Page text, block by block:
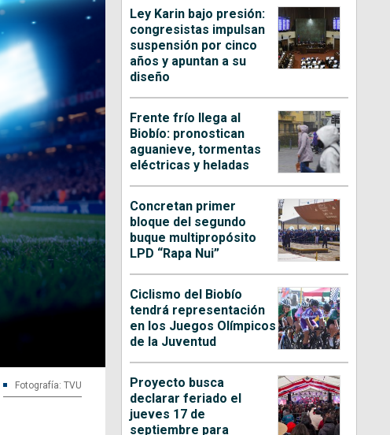
Fotografía: TVU
Ley Karin bajo presión:
congresistas impulsan
suspensión por cinco
años y apuntan a su
diseño
Frente frío llega al
Biobío: pronostican
aguanieve, tormentas
eléctricas y heladas
Concretan primer
bloque del segundo
buque multipropósito
LPD “Rapa Nui”
Ciclismo del Biobío
tendrá representación
en los Juegos Olímpicos
de la Juventud
Proyecto busca
declarar feriado el
jueves 17 de
septiembre para